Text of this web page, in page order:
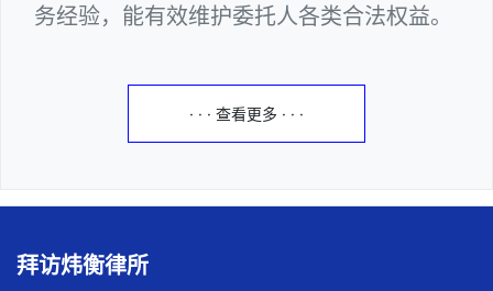
务经验，能有效维护委托人各类合法权益。
· · · 查看更多 · · ·
拜访炜衡律所